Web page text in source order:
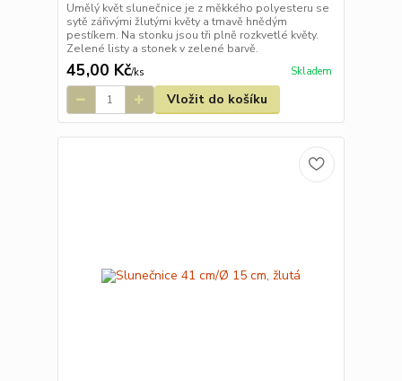
Umělý květ slunečnice je z měkkého polyesteru se
sytě zářivými žlutými květy a tmavě hnědým
pestíkem. Na stonku jsou tři plně rozkvetlé květy.
Zelené listy a stonek v zelené barvě.
45,00 Kč/ks Skladem
Vložit do košíku